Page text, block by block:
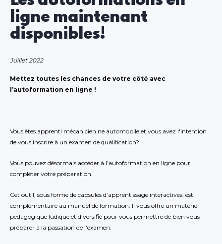
ligne maintenant
disponibles!
Juillet 2022
Mettez toutes les chances de votre côté avec
l’autoformation en ligne !
Vous êtes apprenti mécanicien.ne automobile et vous avez l'intention
de vous inscrire à un examen de qualification?
Vous pouvez désormais accéder à l’autoformation en ligne pour
compléter votre préparation.
Cet outil, sous forme de capsules d’apprentissage interactives, est
complémentaire au manuel de formation. Il vous offre un matériel
pédagogique ludique et diversifié pour vous permettre de bien vous
préparer à la passation de l'examen.